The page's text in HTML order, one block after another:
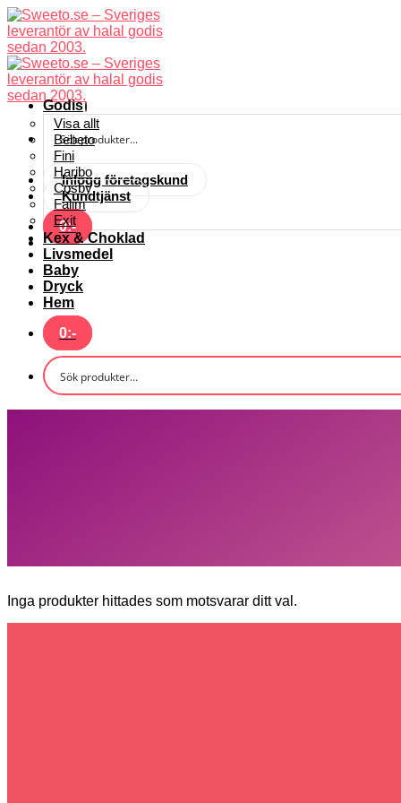
Skip
to
content
Inlogg företagskund
Kundtjänst
0:-
Godis
Visa allt
Bebeto
Fini
Haribo
Cosby
Falim
Exit
Kex & Choklad
Livsmedel
Baby
Dryck
Hem
0:-
Inga produkter hittades som motsvarar ditt val.